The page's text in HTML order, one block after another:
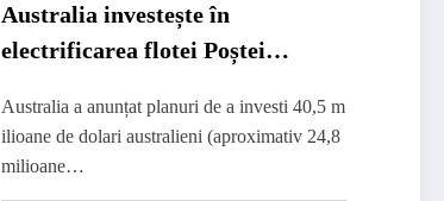
Australia investește în
electrificarea flotei Poștei
Australia a anunțat planuri de a investi 40,5 m
ilioane de dolari australieni (aproximativ 24,8
milioane…